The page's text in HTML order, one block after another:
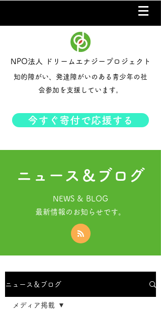
NPO法人 ドリームエナジープロジェクト
知的障がい、発達障がいのある青少年の社
会参加を支援しています。
今すぐ寄付で応援する
ニュース＆ブログ
NEWS & BLOG
​最新情報のお知らせです。
ニュース＆ブログ
メディア掲載